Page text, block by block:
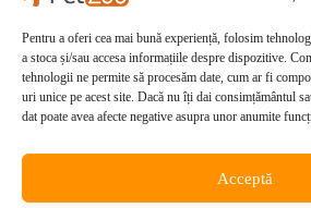
Pentru a oferi cea mai bună experiență, folosim
a stoca și/sau accesa informațiile despre dispozitive.
tehnologii ne permite să procesăm date, cum ar fi
uri unice pe acest site. Dacă nu îți dai consimțământul
dat poate avea afecte negative asupra unor anumite
Acceptă
Telefon:
0771 415 812
Email: